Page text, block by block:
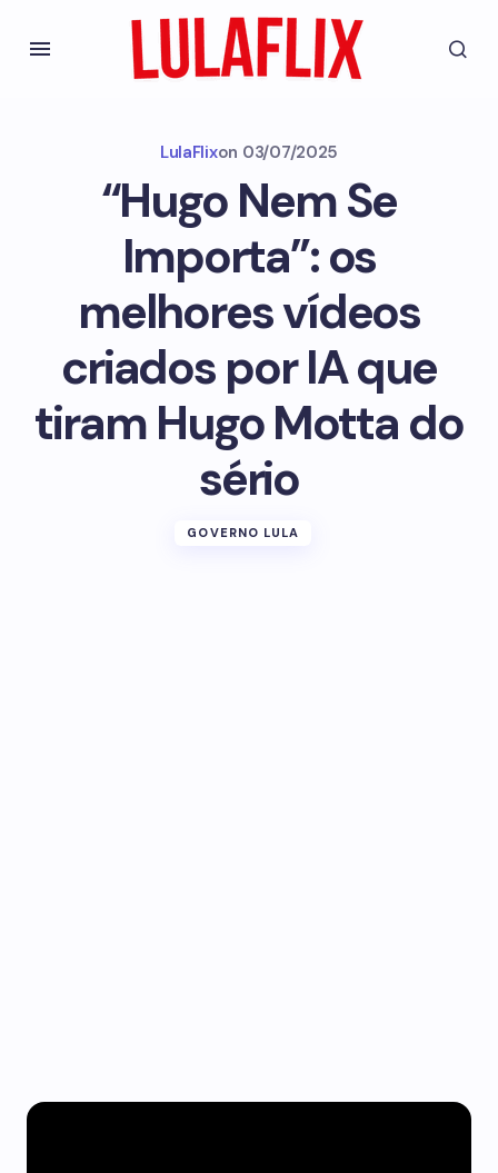
LulaFlixon 03/07/2025
“Hugo Nem Se
Importa”: os
melhores vídeos
criados por IA que
tiram Hugo Motta do
sério
GOVERNO LULA